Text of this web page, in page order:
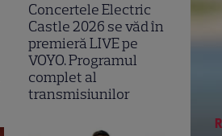
Concertele Electric
Castle 2026 se văd în
premieră LIVE pe
VOYO. Programul
complet al
transmisiunilor